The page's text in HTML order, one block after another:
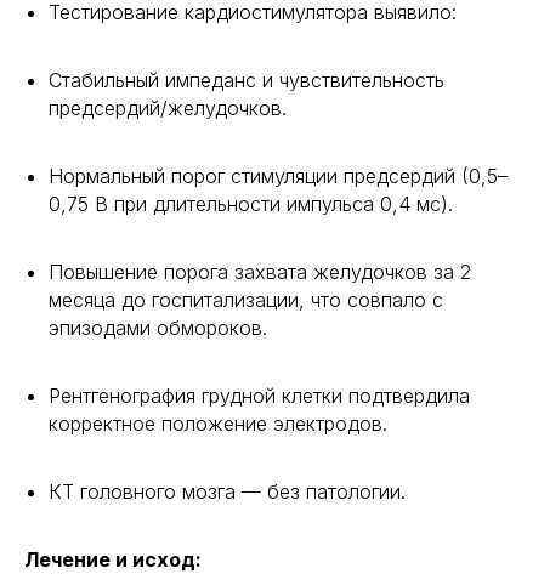
Тестирование кардиостимулятора выявило:
Стабильный импеданс и чувствительность
предсердий/желудочков.
Нормальный порог стимуляции предсердий (0,5–
0,75 В при длительности импульса 0,4 мс).
Повышение порога захвата желудочков за 2
месяца до госпитализации, что совпало с
эпизодами обмороков.
Рентгенография грудной клетки подтвердила
корректное положение электродов.
КТ головного мозга — без патологии.
Лечение и исход: